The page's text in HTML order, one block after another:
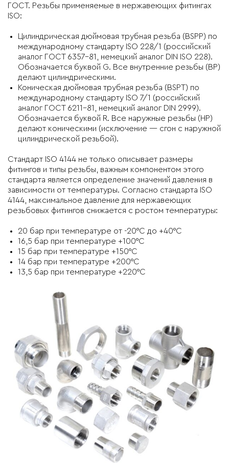
ГОСТ. Резьбы применяемые в нержавеющих фитингах
ISO:
Цилиндрическая дюймовая трубная резьба (BSPP) по
международному стандарту ISO 228/1 (российский
аналог ГОСТ 6357-81, немецкий аналог DIN ISO 228).
Обозначается буквой G. Все внутренние резьбы (ВР)
делают цилиндрическими.
Коническая дюймовая трубная резьба (BSPT) по
международному стандарту ISO 7/1 (российский
аналог ГОСТ 6211-81, немецкий аналог DIN 2999).
Обозначается буквой R. Все наружные резьбы (НР)
делают коническими (исключение — сгон с наружной
цилиндрической резьбой).
Стандарт ISO 4144 не только описывает размеры
фитингов и типы резьбы, важным компонентом этого
стандарта является определение значений давления в
зависимости от температуры. Согласно стандарта ISO
4144, максимальное давление для нержавеющих
резьбовых фитингов снижается с ростом температуры:
20 бар при температуре от -20°C до +40°C
16,5 бар при температуре +100°C
15 бар при температуре +150°C
14 бар при температуре +200°C
13,5 бар при температуре +220°C